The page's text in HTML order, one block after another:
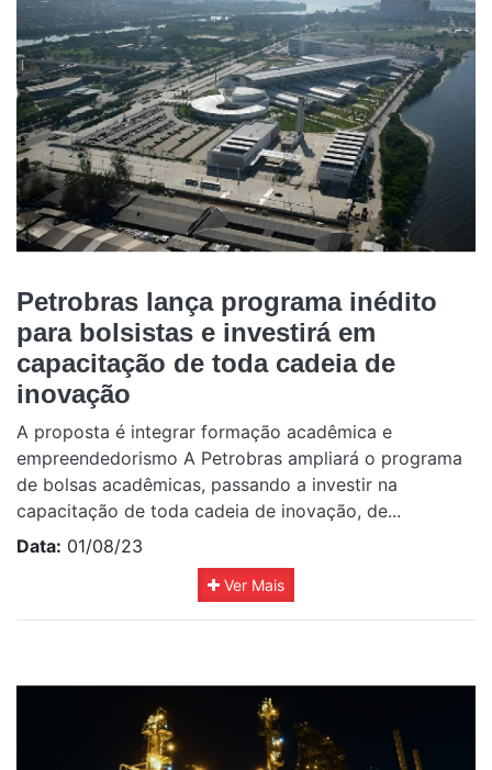
Petrobras lança programa inédito
para bolsistas e investirá em
capacitação de toda cadeia de
inovação
A proposta é integrar formação acadêmica e
empreendedorismo A Petrobras ampliará o programa
de bolsas acadêmicas, passando a investir na
capacitação de toda cadeia de inovação, de...
Data: 01/08/23
Ver Mais